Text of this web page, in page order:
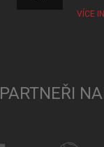
VÍCE
PARTNEŘI